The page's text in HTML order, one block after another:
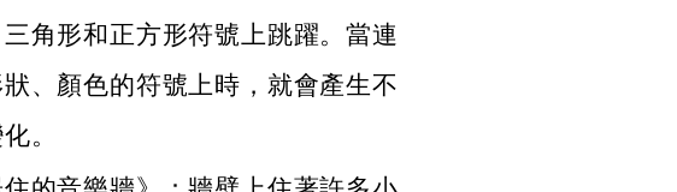
角形和正方形符號上跳躍。當連
、顏色的符號上時，就會產生不
。